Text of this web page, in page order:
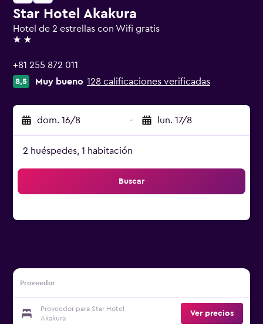
Star Hotel Akakura
Hotel de 2 estrellas con Wifi gratis
2 estrellas
+81 255 872 011
8,5 Muy bueno 128 calificaciones verificadas
dom. 16/8 - lun. 17/8
2 huéspedes, 1 habitación
Buscar
Proveedor
Proveedor para Star Hotel
Akakura
Ver precios